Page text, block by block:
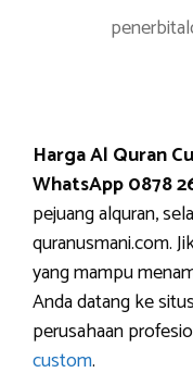
Harga Al Quran
WhatsApp 0878
pejuang alquran,
quranusmani.com.
yang mampu
Anda datang ke
perusahaan
custom.